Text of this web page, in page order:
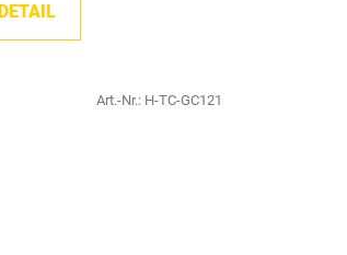
DETAIL
Art.-Nr.: H-TC-GC121